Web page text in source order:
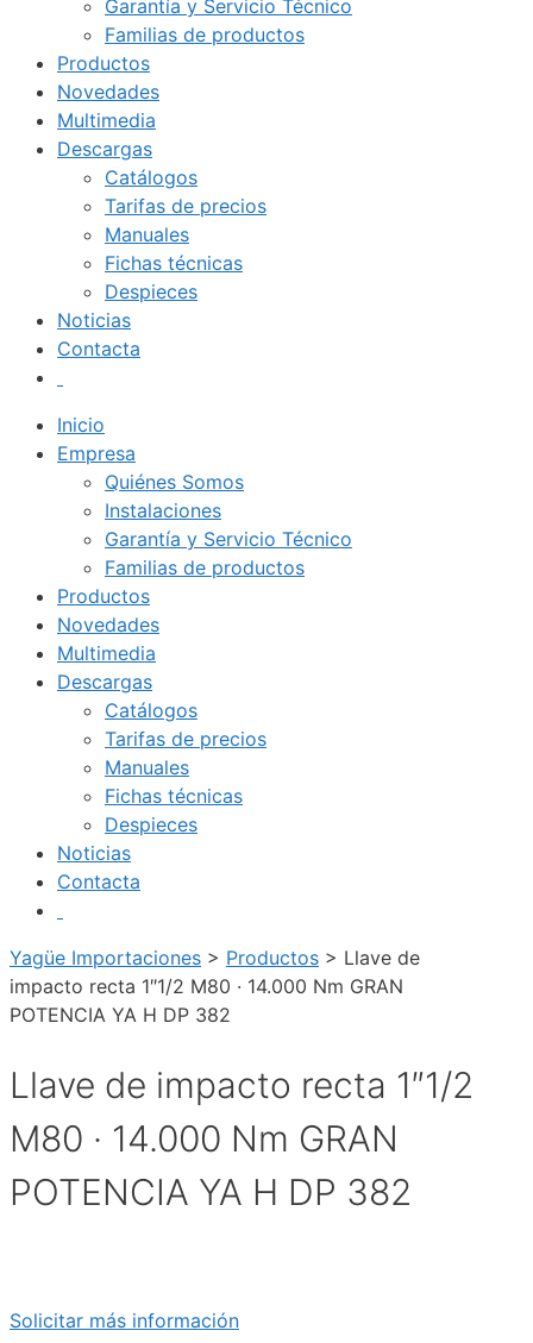
Garantía y Servicio Técnico
Familias de productos
Productos
Novedades
Multimedia
Descargas
Catálogos
Tarifas de precios
Manuales
Fichas técnicas
Despieces
Noticias
Contacta
Inicio
Empresa
Quiénes Somos
Instalaciones
Garantía y Servicio Técnico
Familias de productos
Productos
Novedades
Multimedia
Descargas
Catálogos
Tarifas de precios
Manuales
Fichas técnicas
Despieces
Noticias
Contacta
Yagüe Importaciones > Productos > Llave de
impacto recta 1″1/2 M80 · 14.000 Nm GRAN
POTENCIA YA H DP 382
Llave de impacto recta 1″1/2
M80 · 14.000 Nm GRAN
POTENCIA YA H DP 382
Solicitar más información